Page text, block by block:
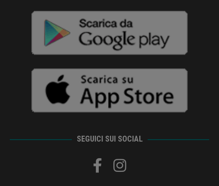
SEGUICI SUI SOCIAL